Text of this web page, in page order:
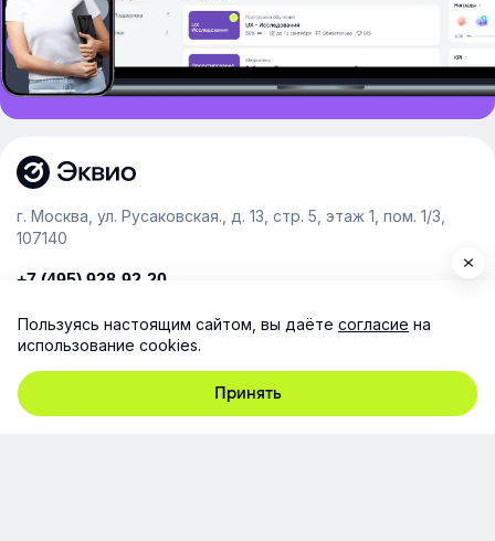
г. Москва, ул. Русаковская., д. 13, стр. 5, этаж 1, пом. 1/3,
107140
+7 (495) 928-92-20
Расскажем о платформе и предоставим бесплатный
демо-доступ
Пользуясь настоящим сайтом, вы даёте согласие на
использование cookies.
Принять